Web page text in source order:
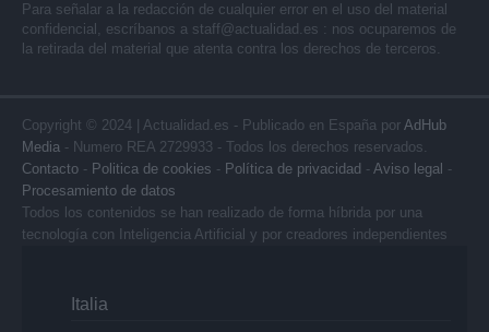
Para señalar a la redacción de cualquier error en el uso del material
confidencial, escríbanos a staff@actualidad.es : nos ocuparemos de
la retirada del material que atenta contra los derechos de terceros.
Copyright © 2024 | Actualidad.es - Publicado en España por AdHub
Media - Numero REA 2729933 - Todos los derechos reservados.
Contacto - Politica de cookies - Política de privacidad - Aviso legal -
Procesamiento de datos
Todos los contenidos se han realizado de forma híbrida por una
tecnología con Inteligencia Artificial y por creadores independientes
Italia